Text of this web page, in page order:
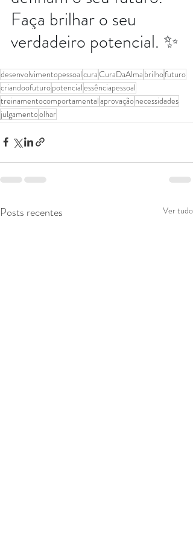
Faça brilhar o seu
verdadeiro potencial. ✨
desenvolvimentopessoalcuraCuraDaAlma brilhofuturo
criandoofuturopotencialessênciapessoal
treinamentocomportamentalaprovaçãonecessidades
julgamentoolhar
Posts recentes Ver tudo